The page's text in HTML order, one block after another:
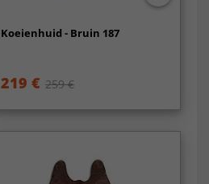
Koeienhuid - Bruin 187
219 € 259 €